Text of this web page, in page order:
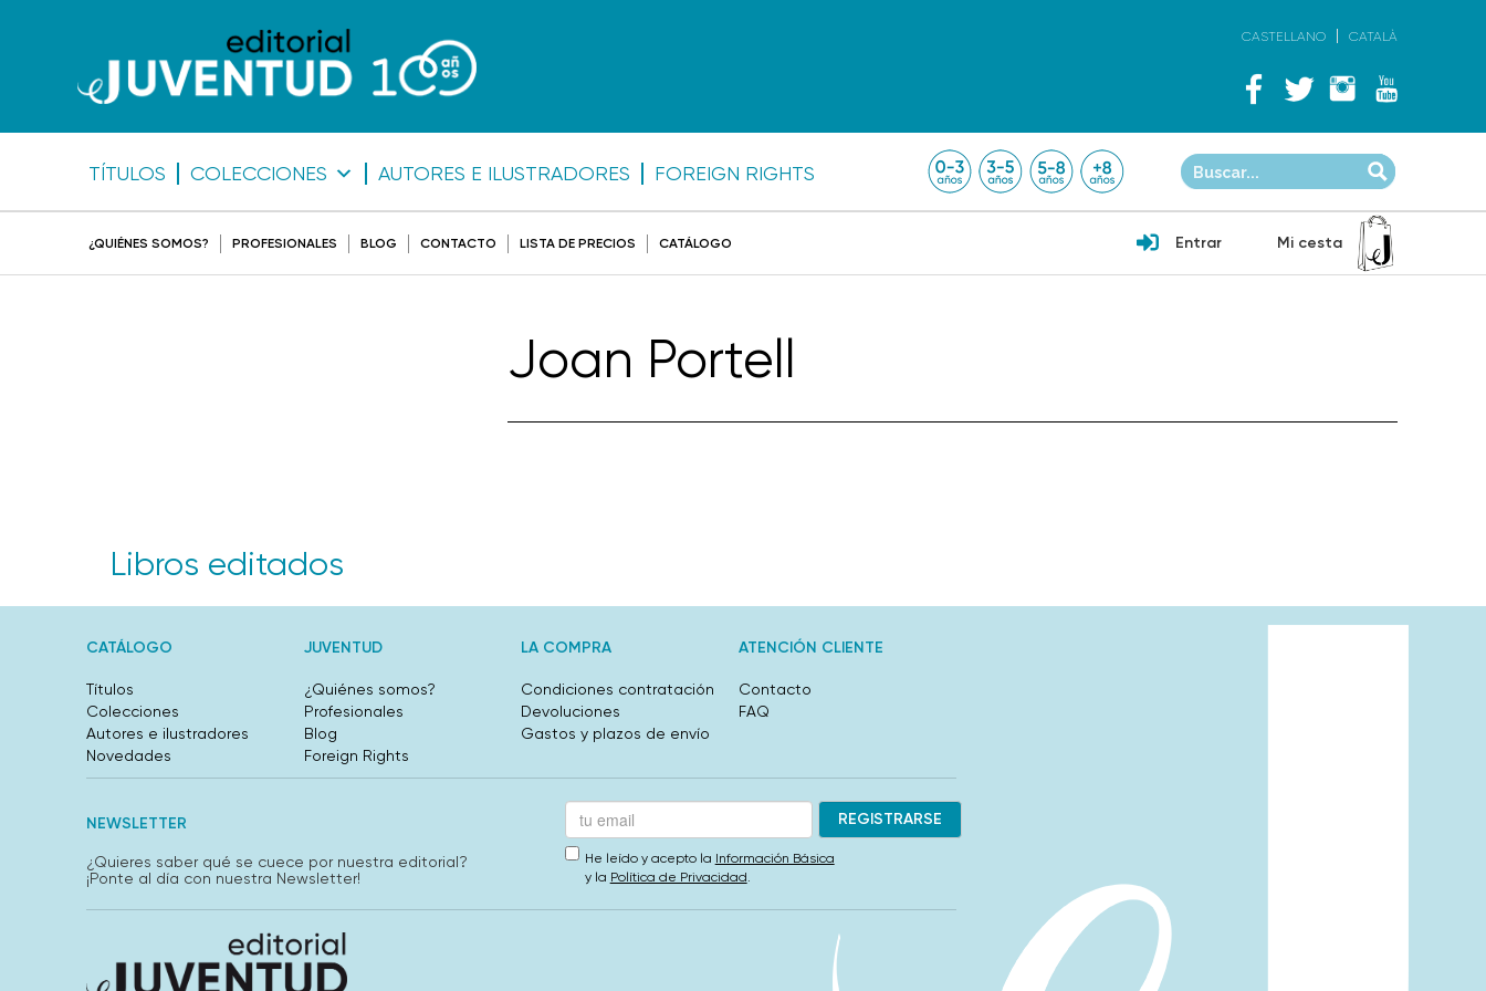
CASTELLANO CATALÀ
TÍTULOS COLECCIONES AUTORES E ILUSTRADORES FOREIGN RIGHTS
¿QUIÉNES SOMOS? PROFESIONALES BLOG CONTACTO LISTA DE PRECIOS CATÁLOGO Entrar Mi cesta
Joan Portell
Libros editados
CATÁLOGO
Títulos
Colecciones
Autores e ilustradores
Novedades
JUVENTUD
¿Quiénes somos?
Profesionales
Blog
Foreign Rights
LA COMPRA
Condiciones contratación
Devoluciones
Gastos y plazos de envío
ATENCIÓN CLIENTE
Contacto
FAQ
NEWSLETTER
¿Quieres saber qué se cuece por nuestra editorial?
¡Ponte al día con nuestra Newsletter!
He leído y acepto la Información Básica
y la Política de Privacidad.